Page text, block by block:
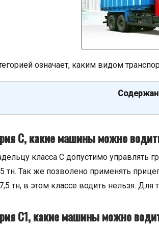
означает, каким видом
С, какие машины можно
класса С допустимо управлять
тн. Так же позволено применять
тн, в этом классе водить нельзя. Для
С1, какие машины можно